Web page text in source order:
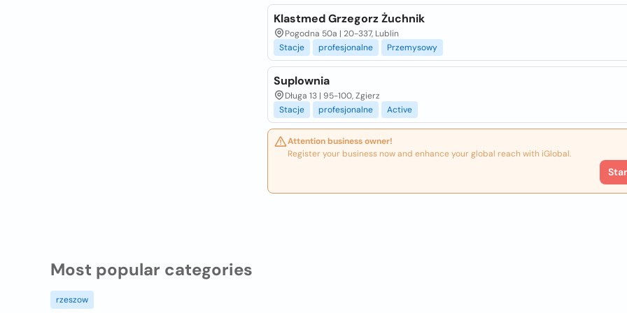
Klastmed Grzegorz Żuchnik
Pogodna 50a | 20-337, Lublin
Stacje
profesjonalne Przemysowy
Suplownia
Długa 13 | 95-100, Zgierz
Stacje
profesjonalne Active
Attention business owner!
Register your business now and enhance your global reach with iGlobal.
Most popular categories
rzeszow